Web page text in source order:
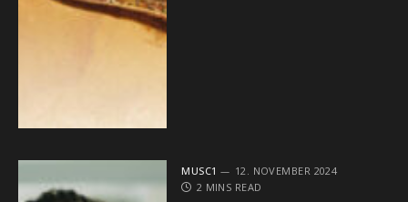
MUSC1
12. NOVEMBER 2024
2 MINS READ